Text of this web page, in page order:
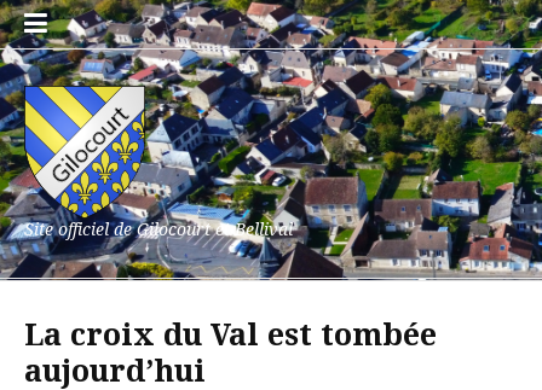
Aller
au
contenu
Site officiel de Gilocourt et Bellival
La croix du Val est tombée
aujourd’hui